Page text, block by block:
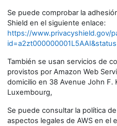
Se puede comprobar la
Shield en el siguiente enlace:
https://www.privacyshield.gov/
También se usan servicios de
provistos por Amazon Web
domicilio en 38 Avenue John F.
Luxembourg,
Se puede consultar la política
aspectos legales de AWS en el